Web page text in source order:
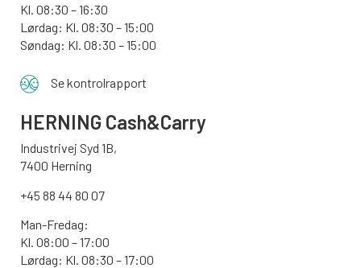
Kl. 08:30 – 16:30
Lørdag: Kl. 08:30 – 15:00
Søndag: Kl. 08:30 – 15:00
Se kontrolrapport
HERNING Cash&Carry
Industrivej Syd 1B,
7400 Herning
+45 88 44 80 07
Man-Fredag:
Kl. 08:00 – 17:00
Lørdag: Kl. 08:30 – 17:00